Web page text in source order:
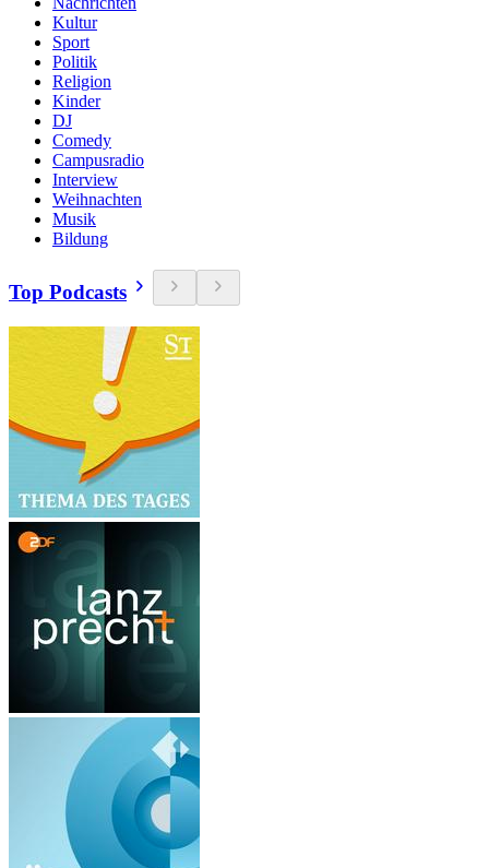
Kultur
Sport
Politik
Religion
Kinder
DJ
Comedy
Campusradio
Interview
Weihnachten
Musik
Bildung
Top Podcasts